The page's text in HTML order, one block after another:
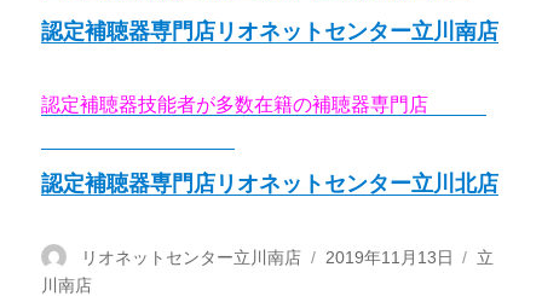
認定補聴器専門店リオネットセンター立川南店
認定補聴器技能者が多数在籍の補聴器専門店
認定補聴器専門店リオネットセンター立川北店
投
稿
リオネットセンター立川南店
投
2019年11月13日
カ
立
川南店